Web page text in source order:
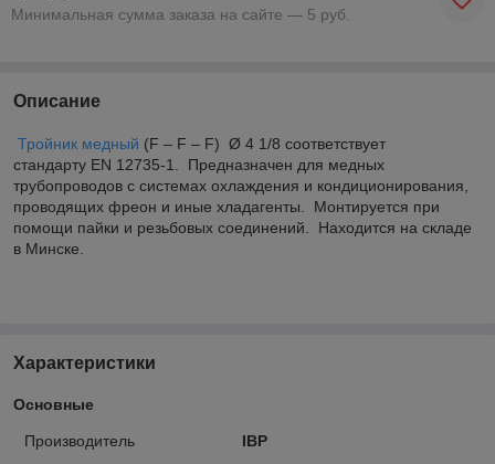
Минимальная сумма заказа на сайте — 5 руб.
Описание
Тройник медный (F – F – F) Ø 4 1/8 соответствует
стандарту EN 12735-1. Предназначен для медных
трубопроводов с системах охлаждения и кондиционирования,
проводящих фреон и иные хладагенты. Монтируется при
помощи пайки и резьбовых соединений. Находится на складе
в Минске.
Характеристики
Основные
Производитель IBP